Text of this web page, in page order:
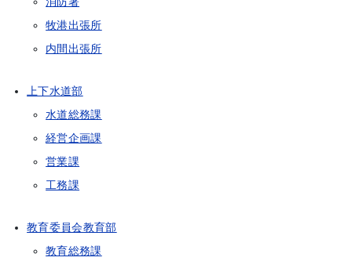
牧港出張所
内間出張所
上下水道部
水道総務課
経営企画課
営業課
工務課
教育委員会教育部
教育総務課